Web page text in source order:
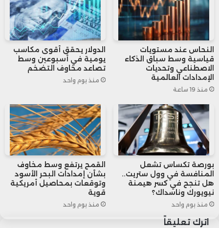
وارتفعت أسعار الذهب هذا العام بأكثر من 30%
لتتجاوز 3,500 دولار للأوقية، فيما رجح محللون
في “غولدمان ساكس” أن أي تدخل على
استقلالية الاحتياطي الفيدرالي قد يدفع الأسعار
إلى حدود 5,000 دولار للأوقية.
وبينما تباطأت مشتريات الذهب من قبل البنوك
المركزية العالمية بسبب ارتفاع الأسعار، يشير تقرير
حديث لمجلس الذهب العالمي إلى أن المخاطر
الجيوسياسية تظل عاملاً داعماً قوياً للطلب على
المعدن النفيس.
النحاس عند مستويات
قياسية وسط سباق الذكاء
الاصطناعي وتحديات
الإمدادات العالمية
منذ 19 ساعة
الدولار يحقق أقوى مكاسب
يومية في أسبوعين وسط
تصاعد مخاوف التضخم
منذ يوم واحد
بورصة تكساس تشعل
المنافسة في وول ستريت..
هل تنجح في كسر هيمنة
نيويورك وناسداك؟
منذ يوم واحد
القمح يرتفع وسط مخاوف
بشأن إمدادات البحر الأسود
وتوقعات بمحاصيل أمريكية
قوية
منذ يوم واحد
اترك تعليقاً